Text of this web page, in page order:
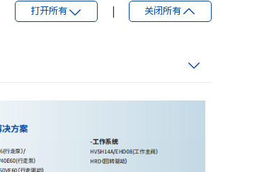
打开所有 关闭所有